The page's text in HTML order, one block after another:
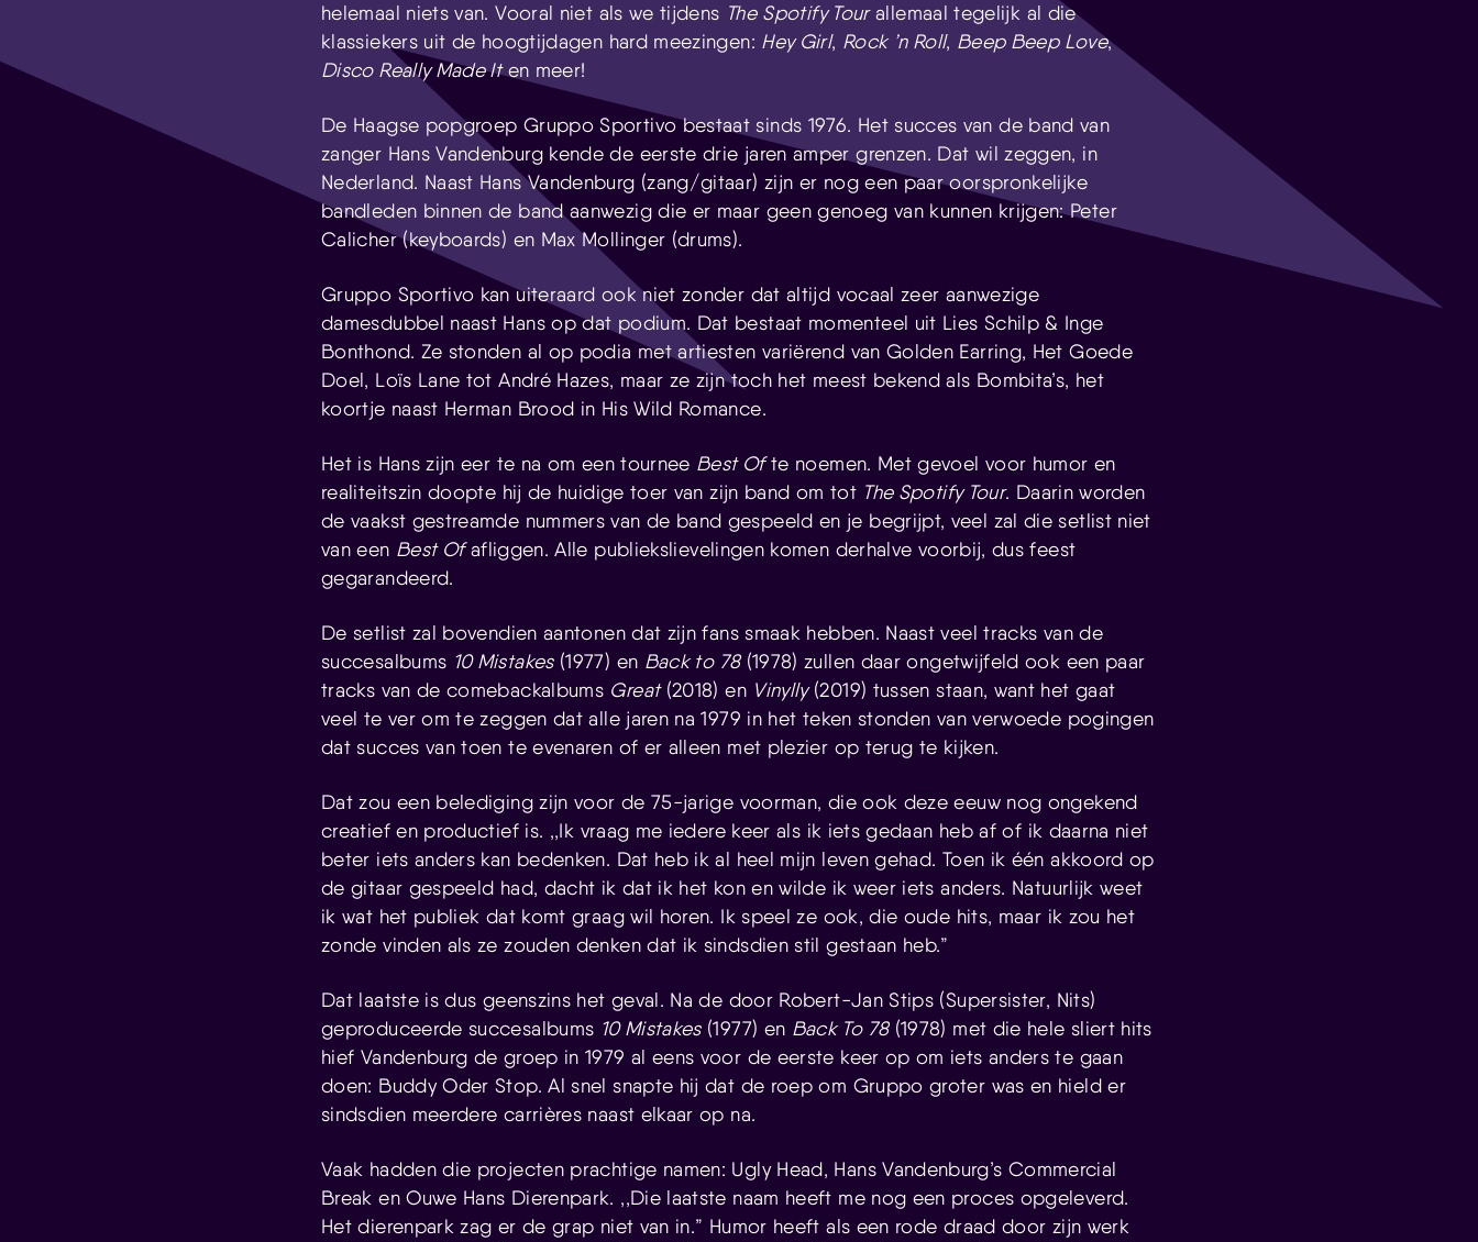
helemaal niets van. Vooral niet als we tijdens The Spotify Tourallemaal tegelijk al die
klassiekers uit de hoogtijdagen hard meezingen: Hey Girl, Rock ’n Roll, Beep Beep Love,
Disco Really Made Iten meer!
De Haagse popgroep Gruppo Sportivo bestaat sinds 1976. Het succes van de band van
zanger Hans Vandenburg kende de eerste drie jaren amper grenzen. Dat wil zeggen, in
Nederland. Naast Hans Vandenburg (zang/gitaar) zijn er nog een paar oorspronkelijke
bandleden binnen de band aanwezig die er maar geen genoeg van kunnen krijgen: Peter
Calicher (keyboards) en Max Mollinger (drums).
Gruppo Sportivo kan uiteraard ook niet zonder dat altijd vocaal zeer aanwezige
damesdubbel naast Hans op dat podium. Dat bestaat momenteel uit Lies Schilp & Inge
Bonthond. Ze stonden al op podia met artiesten variërend van Golden Earring, Het Goede
Doel, Loïs Lane tot André Hazes, maar ze zijn toch het meest bekend als Bombita’s, het
koortje naast Herman Brood in His Wild Romance.
Het is Hans zijn eer te na om een tournee Best Ofte noemen. Met gevoel voor humor en
realiteitszin doopte hij de huidige toer van zijn band om tot The Spotify Tour. Daarin worden
de vaakst gestreamde nummers van de band gespeeld en je begrijpt, veel zal die setlist niet
van een Best Ofafliggen. Alle publiekslievelingen komen derhalve voorbij, dus feest
gegarandeerd.
De setlist zal bovendien aantonen dat zijn fans smaak hebben. Naast veel tracks van de
succesalbums 10 Mistakes(1977) en Back to 78(1978) zullen daar ongetwijfeld ook een paar
tracks van de comebackalbums Great(2018) en Vinylly(2019) tussen staan, want het gaat
veel te ver om te zeggen dat alle jaren na 1979 in het teken stonden van verwoede pogingen
dat succes van toen te evenaren of er alleen met plezier op terug te kijken.
Dat zou een belediging zijn voor de 75-jarige voorman, die ook deze eeuw nog ongekend
creatief en productief is. ,,Ik vraag me iedere keer als ik iets gedaan heb af of ik daarna niet
beter iets anders kan bedenken. Dat heb ik al heel mijn leven gehad. Toen ik één akkoord op
de gitaar gespeeld had, dacht ik dat ik het kon en wilde ik weer iets anders. Natuurlijk weet
ik wat het publiek dat komt graag wil horen. Ik speel ze ook, die oude hits, maar ik zou het
zonde vinden als ze zouden denken dat ik sindsdien stil gestaan heb.”
Dat laatste is dus geenszins het geval. Na de door Robert-Jan Stips (Supersister, Nits)
geproduceerde succesalbums 10 Mistakes(1977) en Back To 78(1978) met die hele sliert hits
hief Vandenburg de groep in 1979 al eens voor de eerste keer op om iets anders te gaan
doen: Buddy Oder Stop. Al snel snapte hij dat de roep om Gruppo groter was en hield er
sindsdien meerdere carrières naast elkaar op na.
Vaak hadden die projecten prachtige namen: Ugly Head, Hans Vandenburg’s Commercial
Break en Ouwe Hans Dierenpark. ,,Die laatste naam heeft me nog een proces opgeleverd.
Het dierenpark zag er de grap niet van in.” Humor heeft als een rode draad door zijn werk